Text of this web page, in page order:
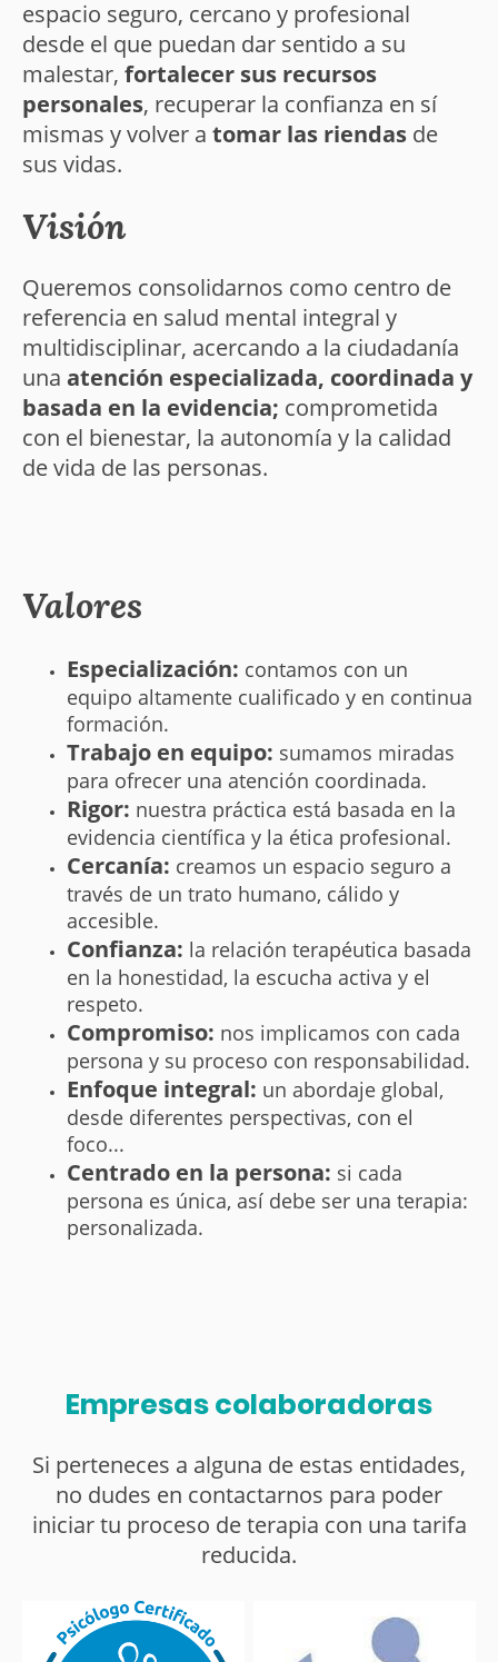
espacio seguro, cercano y profesional
desde el que puedan dar sentido a su
malestar, fortalecer sus recursos
personales, recuperar la confianza en sí
mismas y volver a tomar las riendas de
sus vidas.
Visión
Queremos consolidarnos como centro de
referencia en salud mental integral y
multidisciplinar, acercando a la ciudadanía
una atención especializada, coordinada y
basada en la evidencia; comprometida
con el bienestar, la autonomía y la calidad
de vida de las personas.
Valores
Especialización: contamos con un
equipo altamente cualificado y en continua
formación.
Trabajo en equipo: sumamos miradas
para ofrecer una atención coordinada.
Rigor: nuestra práctica está basada en la
evidencia científica y la ética profesional.
Cercanía: creamos un espacio seguro a
través de un trato humano, cálido y
accesible.
Confianza: la relación terapéutica basada
en la honestidad, la escucha activa y el
respeto.
Compromiso: nos implicamos con cada
persona y su proceso con responsabilidad.
Enfoque integral: un abordaje global,
desde diferentes perspectivas, con el
foco...
Centrado en la persona: si cada
persona es única, así debe ser una terapia:
personalizada.
Empresas colaboradoras
Si perteneces a alguna de estas entidades,
no dudes en contactarnos para poder
iniciar tu proceso de terapia con una tarifa
reducida.